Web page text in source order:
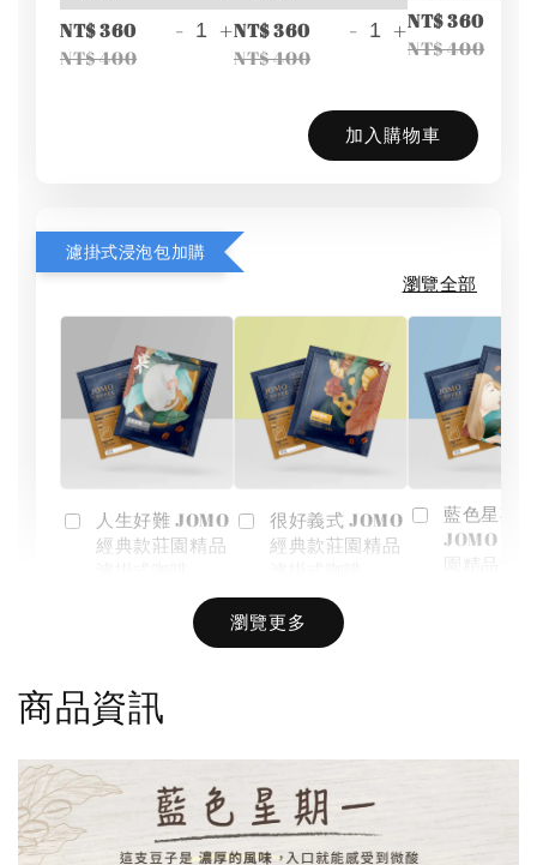
NT$ 360
NT$ 400
- +NT$ 360
NT$ 400
- +NT$ 360
NT$ 400
加入購物車
濾掛式浸泡包加購
瀏覽全部
人生好難 JOMO
經典款莊園精品
NT$ 40
很好義式 JOMO
經典款莊園精品
藍色星期一
JOMO 經
園精品濾
瀏覽更多
商品資訊